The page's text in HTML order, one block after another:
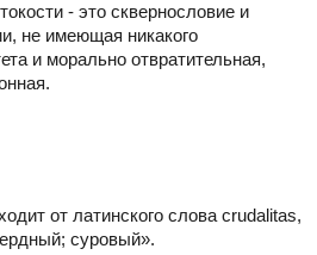
- это сквернословие и
не имеющая никакого
и морально отвратительная,
от латинского слова crudalitas,
суровый».